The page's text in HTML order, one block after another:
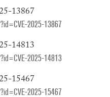
13867
2025-13867
14813
2025-14813
15467
2025-15467